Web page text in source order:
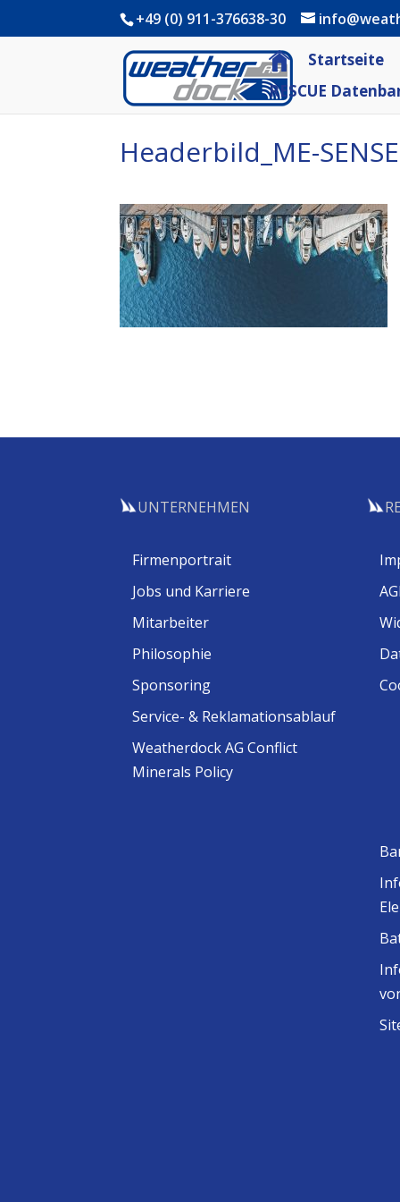
+49 (0) 911-376638-30
Startseite
RESCUE
Headerbild_ME-SENSE
UNTERNEHMEN
Firmenportrait
Jobs und Karriere
Mitarbeiter
Philosophie
Sponsoring
Service- & Reklamationsablauf
Weatherdock AG Conflict
Minerals Policy